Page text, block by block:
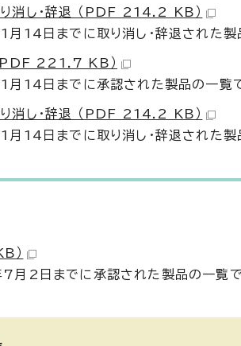
り消し・辞退 （PDF 214.2 KB）
14日までに取り消し・辞退された製
PDF 221.7 KB）
月14日までに承認された製品の一覧で
り消し・辞退 （PDF 214.2 KB）
14日までに取り消し・辞退された製
）
月2日までに承認された製品の一覧で